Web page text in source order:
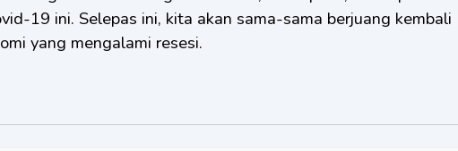
19 ini. Selepas ini, kita akan sama-sama berjuang kembali
yang mengalami resesi.